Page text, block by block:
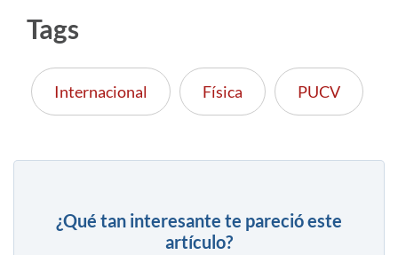
Tags
Internacional Física PUCV
¿Qué tan interesante te pareció este
artículo?